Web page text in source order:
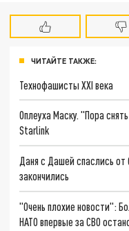
ЧИТАЙТЕ ТАКЖЕ:
Технофашисты XXI века
Оплеуха Маску. "Пора
Starlink
Даня с Дашей спаслись
закончились
"Очень плохие новости":
НАТО впервые за СВО